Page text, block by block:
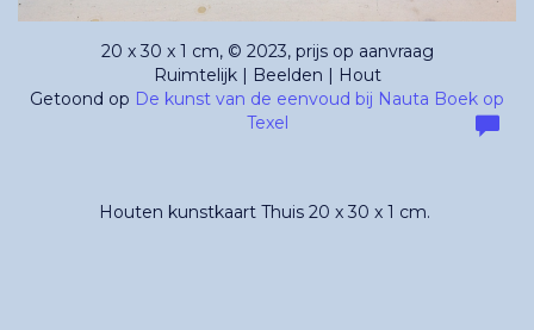
20 x 30 x 1 cm, © 2023, prijs op aanvraag
Ruimtelijk | Beelden | Hout
Getoond op De kunst van de eenvoud bij Nauta Boek op
Texel
Houten kunstkaart Thuis 20 x 30 x 1 cm.